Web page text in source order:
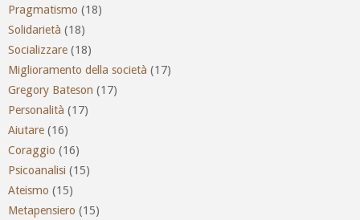
Pragmatismo (18)
Solidarietà (18)
Socializzare (18)
Miglioramento della società (17)
Gregory Bateson (17)
Personalità (17)
Aiutare (16)
Coraggio (16)
Psicoanalisi (15)
Ateismo (15)
Metapensiero (15)